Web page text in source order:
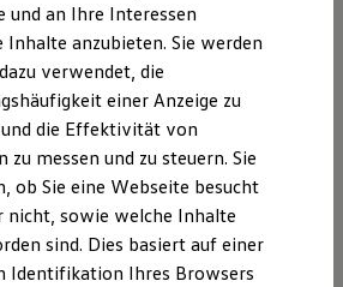
leider zu spät. Das war natürlich kein
für mich auch eine Form
war es mir wichtig, dies während
anzusprechen. Überrascht von
sie mir den Grund für ihre
sich dann viel Zeit, um auch meine
Durch ihre freundliche
sie unseren holprigen Start in
wenden und meine anfänglichen
ausräumen. Sie zeigte echtes
und an Ihre Interessen
Inhalte anzubieten. Sie werden
verwendet, die
einer Anzeige zu
und die Effektivität von
zu messen und zu steuern. Sie
ob Sie eine Webseite besucht
nicht, sowie welche Inhalte
sind. Dies basiert auf einer
Identifikation Ihres Browsers